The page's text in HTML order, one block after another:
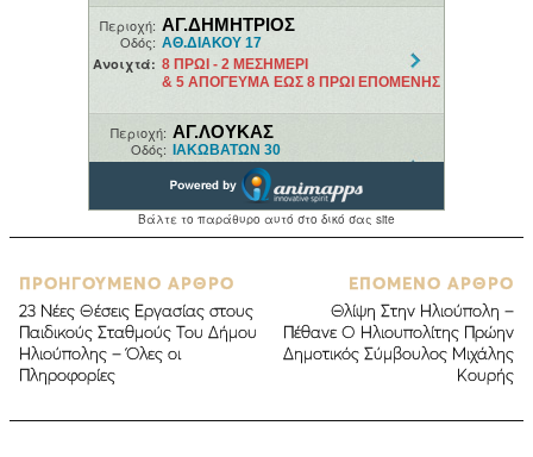
ΠΡΟΗΓΟΥΜΕΝΟ ΑΡΘΡΟ
23 Νέες Θέσεις Εργασίας στους
Παιδικούς Σταθμούς Του Δήμου
Ηλιούπολης – Όλες οι
Πληροφορίες
ΕΠΟΜΕΝΟ ΑΡΘΡΟ
Θλίψη Στην Ηλιούπολη –
Πέθανε Ο Ηλιουπολίτης Πρώην
Δημοτικός Σύμβουλος Μιχάλης
Κουρής